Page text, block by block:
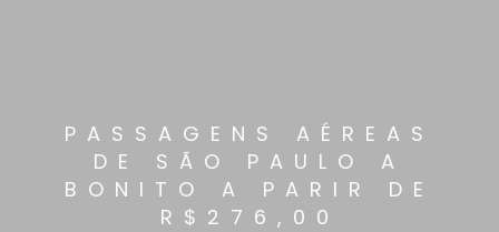
PASSAGENS AÉREAS
DE SÃO PAULO A
BONITO A PARIR DE
R$276,00